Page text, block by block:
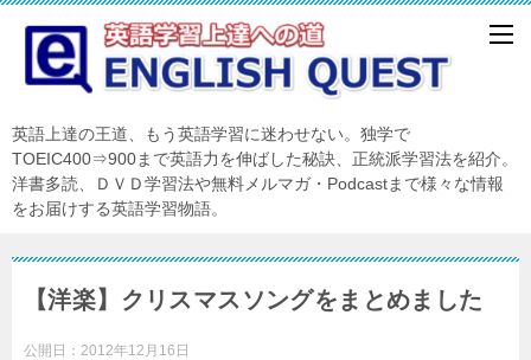
英語上達の王道、もう英語学習に迷わせない。独学で
TOEIC400⇒900まで英語力を伸ばした秘訣、正統派学習法を紹介。
洋書多読、ＤＶＤ学習法や無料メルマガ・Podcastまで様々な情報
をお届けする英語学習物語。
【洋楽】クリスマスソングをまとめました
公開日： 2012年12月16日